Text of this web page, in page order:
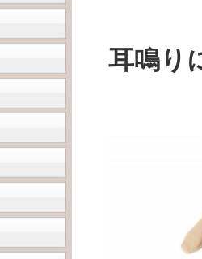
耳鳴り